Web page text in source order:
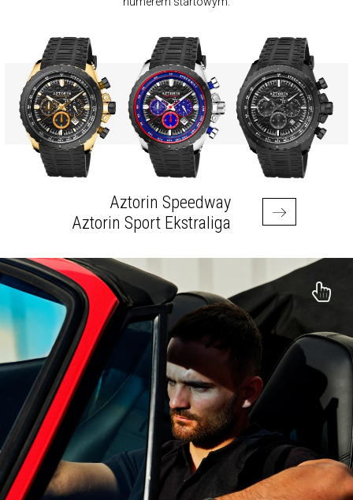
Aztorin Speedway
Aztorin Sport Ekstraliga